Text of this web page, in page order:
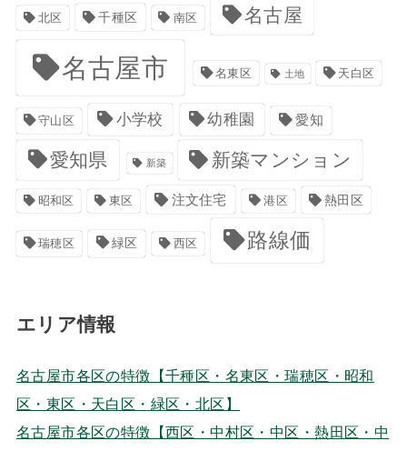
北区 千種区 南区 名古屋
名古屋市 名東区 土地 天白区
守山区 小学校 幼稚園 愛知
愛知県 新築 新築マンション
昭和区 東区 注文住宅 港区 熱田区
瑞穂区 緑区 西区 路線価
エリア情報
名古屋市各区の特徴【千種区・名東区・瑞穂区・昭和
区・東区・天白区・緑区・北区】
名古屋市各区の特徴【西区・中村区・中区・熱田区・中